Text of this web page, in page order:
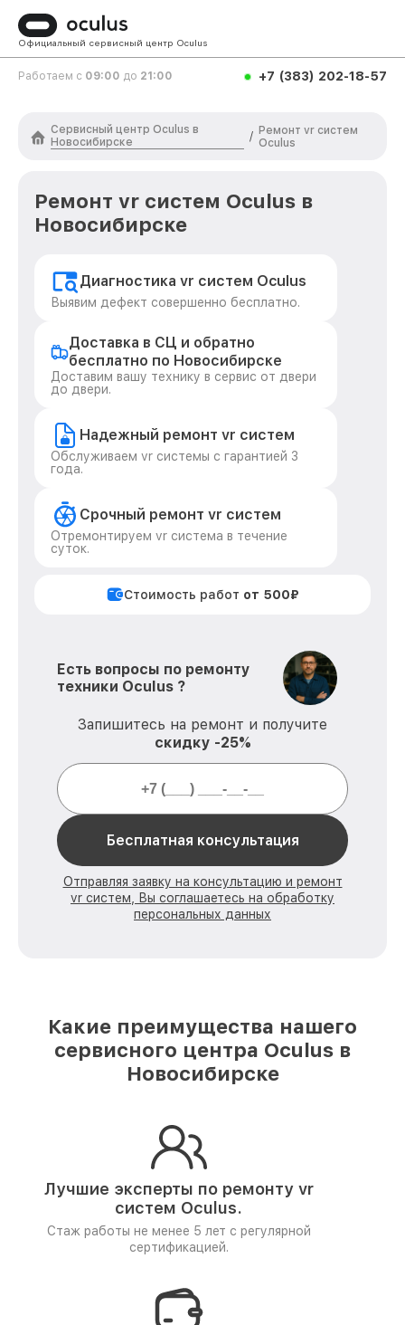
Официальный сервисный центр Oculus
Работаем с 09:00 до 21:00 +7 (383) 202-18-57
Сервисный центр Oculus в
Новосибирске
/ Ремонт vr систем
Oculus
Ремонт vr систем Oculus в
Новосибирске
Диагностика vr систем Oculus
Выявим дефект совершенно бесплатно.
Доставка в СЦ и обратно
бесплатно по Новосибирске
Доставим вашу технику в сервис от двери
до двери.
Надежный ремонт vr систем
Обслуживаем vr системы с гарантией 3
года.
Срочный ремонт vr систем
Отремонтируем vr система в течение
суток.
Стоимость работ от 500₽
Есть вопросы по ремонту
техники Oculus ?
Запишитесь на ремонт и получите
скидку -25%
Бесплатная консультация
Отправляя заявку на консультацию и ремонт
vr систем, Вы соглашаетесь на обработку
персональных данных
Какие преимущества нашего
сервисного центра Oculus в
Новосибирске
Лучшие эксперты по ремонтуvr
систем Oculus.
Стаж работы не менее 5 лет с регулярной
сертификацией.